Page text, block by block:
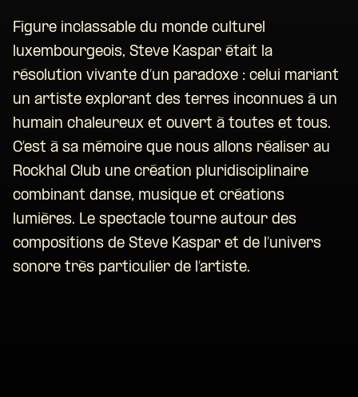
Figure inclassable du monde culturel
luxembourgeois, Steve Kaspar était la
résolution vivante d’un paradoxe : celui mariant
un artiste explorant des terres inconnues à un
humain chaleureux et ouvert à toutes et tous.
C’est à sa mémoire que nous allons réaliser au
Rockhal Club une création pluridisciplinaire
combinant danse, musique et créations
lumières. Le spectacle tourne autour des
compositions de Steve Kaspar et de l’univers
sonore très particulier de l’artiste.